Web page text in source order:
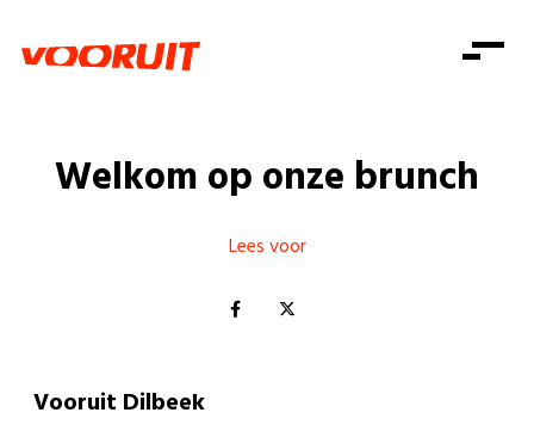
Zorg
Gelijke kansen
Onze mensen
Standpunten
Doe mee
Doe mee
Mis niets
Login
Login
Welkom op onze brunch
Lees voor
Vooruit Dilbeek